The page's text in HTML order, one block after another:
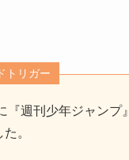
トリガー
『週刊少年ジャンプ
。